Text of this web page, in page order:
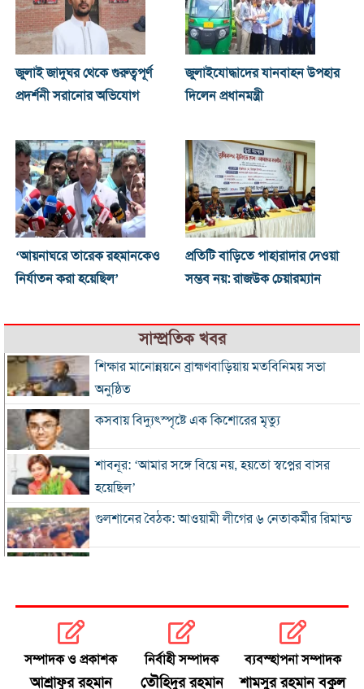
জুলাই জাদুঘর থেকে গুরুত্বপূর্ণ
প্রদর্শনী সরানোর অভিযোগ
জুলাইযোদ্ধাদের যানবাহন উপহার
দিলেন প্রধানমন্ত্রী
‘আয়নাঘরে তারেক রহমানকেও
নির্যাতন করা হয়েছিল’
প্রতিটি বাড়িতে পাহারাদার দেওয়া
সম্ভব নয়: রাজউক চেয়ারম্যান
সাম্প্রতিক খবর
শিক্ষার মানোন্নয়নে ব্রাহ্মণবাড়িয়ায় মতবিনিময় সভা
অনুষ্ঠিত
কসবায় বিদ্যুৎস্পৃষ্টে এক কিশোরের মৃত্যু
শাবনূর: ‘আমার সঙ্গে বিয়ে নয়, হয়তো স্বপ্নের বাসর
হয়েছিল’
গুলশানের বৈঠক: আওয়ামী লীগের ৬ নেতাকর্মীর রিমান্ড
গ্যাস-বিদ্যুৎ সংকটে শিল্প, ঋণের সুদ মওকুফ চায়
বিএনপি নেতা আজাদের দলীয় পদ স্থগিত
সম্পাদক ও প্রকাশক
আশ্রাফুর রহমান
নির্বাহী সম্পাদক
তৌহিদুর রহমান
ব্যবস্হাপনা সম্পাদক
শামসুর রহমান বকুল